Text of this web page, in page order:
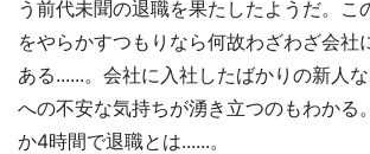
う前代未聞の退職を果たしたようだ。こ
をやらかすつもりなら何故わざわざ会社
ある......。会社に入社したばかりの新人
への不安な気持ちが湧き立つのもわかる
か4時間で退職とは......。